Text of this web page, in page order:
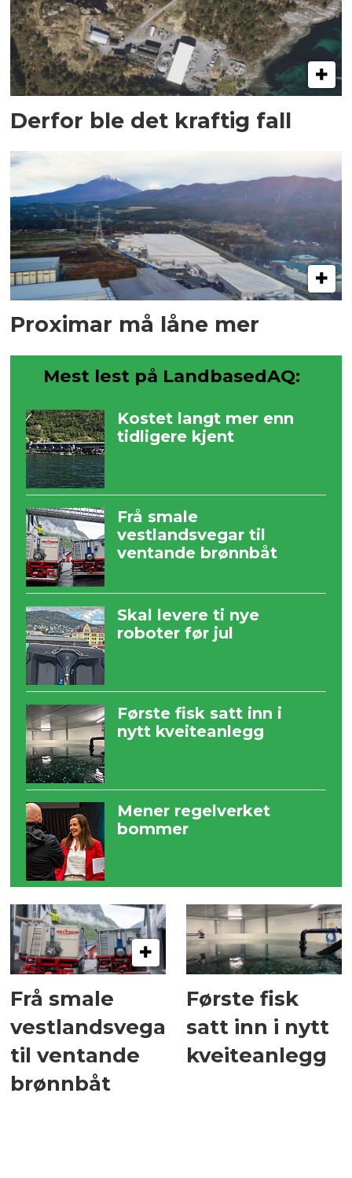
Derfor ble det kraftig fall
Proximar må låne mer
Mest lest på LandbasedAQ:
Kostet langt mer enn
tidligere kjent
Frå smale
vestlandsvegar til
ventande brønnbåt
Skal levere ti nye
roboter før jul
Første fisk satt inn i
nytt kveiteanlegg
Mener regelverket
bommer
Frå smale
vestlandsvegar
til ventande
brønnbåt
Første fisk
satt inn i nytt
kveiteanlegg